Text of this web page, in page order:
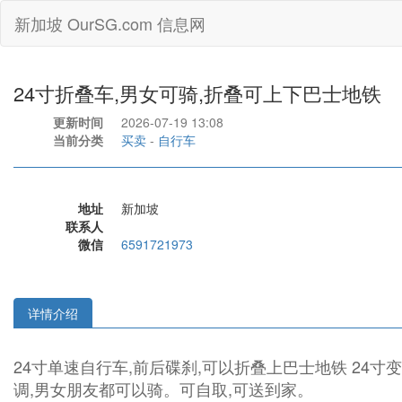
新加坡 OurSG.com 信息网
24寸折叠车,男女可骑,折叠可上下巴士地铁
更新时间
2026-07-19 13:08
当前分类
买卖 - 自行车
地址
新加坡
联系人
微信
6591721973
详情介绍
24寸单速自行车,前后碟刹,可以折叠上巴士地铁 24寸
调,男女朋友都可以骑。可自取,可送到家。